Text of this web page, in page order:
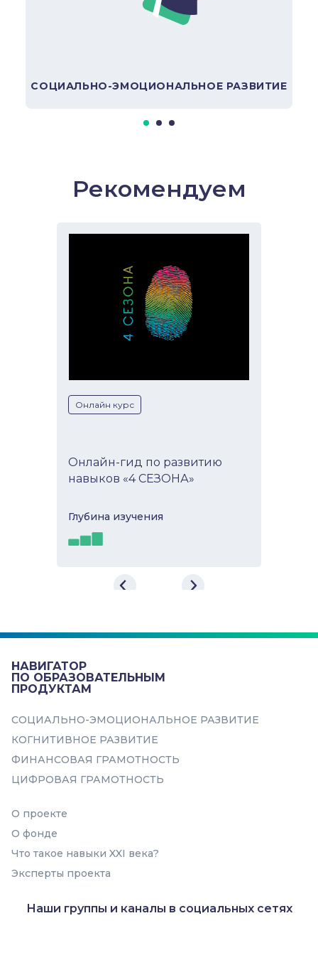
В подборку
СОЦИАЛЬНО-ЭМОЦИОНАЛЬНОЕ РАЗВИТИЕ
Рекомендуем
Онлайн курс
Онлайн-гид по развитию
навыков «4 СЕЗОНА»
Глубина изучeния
Онлайн-гид по развитию
СЕЗОНА» - это возможность для
Самоорганизация
НАВИГАТОР
ПО ОБРАЗОВАТЕЛЬНЫМ
ПРОДУКТАМ
СОЦИАЛЬНО-ЭМОЦИОНАЛЬНОЕ РАЗВИТИЕ
КОГНИТИВНОЕ РАЗВИТИЕ
ФИНАНСОВАЯ ГРАМОТНОСТЬ
ЦИФРОВАЯ ГРАМОТНОСТЬ
О проекте
О фонде
Что такое навыки XXI века?
Эксперты проекта
Наши группы и каналы в социальных сетях